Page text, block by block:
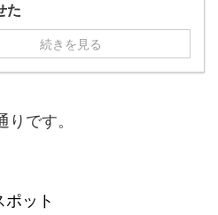
た
続きを見る
です。
ット